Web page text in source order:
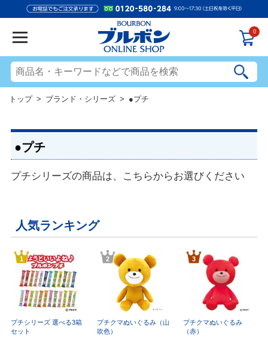
0
トップ> ブランド・シリーズ > ●プチ
●プチ
プチシリーズの商品は、こちらからお選びください
人気ランキング
1
プチシリーズ 選べる3箱
セット
2
プチクマぬいぐるみ（山
吹色）
3
プチクマぬいぐるみ
（赤）